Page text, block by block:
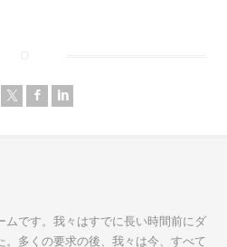
ムです。我々はすでに長い時間前にダ
。多くの要求の後、我々は今、すべて
香港中文
繁體中文